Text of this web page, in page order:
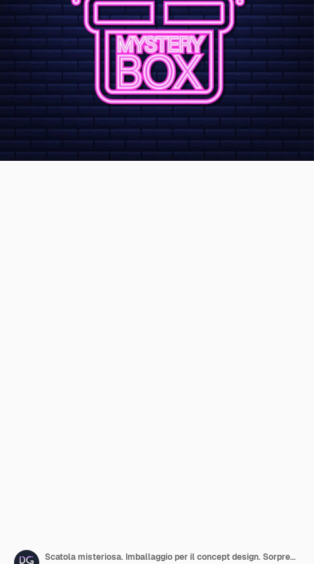
Scatola misteriosa. Imballaggio per il concept design. Sorpresa presente. Progettazione del pacchetto. Simbolo di aiuto. Icona al neon. Illustrazione di riserva di vettore.